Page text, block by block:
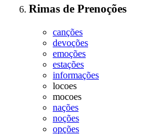
Rimas de Prenoções
canções
devoções
emoções
estações
informações
locoes
mocoes
nações
noções
opções